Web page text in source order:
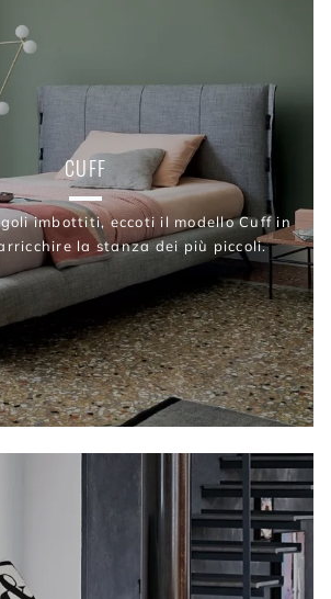
CUFF
imbottiti, eccoti il modello Cuff in
la stanza dei più piccoli.